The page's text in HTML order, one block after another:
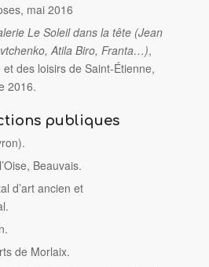
mai 2016
Le Soleil dans la tête (Jean
Atila Biro, Franta…),
des loisirs de Saint-Étienne,
2016.
publiques
Beauvais.
d’art ancien et
de Morlaix.